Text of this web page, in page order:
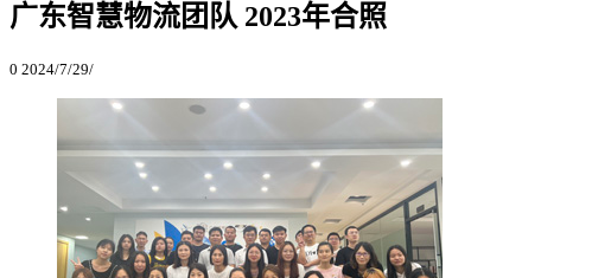
广东智慧物流团队 2023年合照
0 2024/7/29/